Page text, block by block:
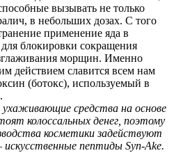
вызывать не только
в небольших дозах. С того
применение яда в
блокировки сокращения
морщин. Именно
действием славится всем нам
(ботокс), используемый в
средства на основе
колоссальных денег, поэтому
косметики задействуют
искусственные пептиды Syn-Ake.